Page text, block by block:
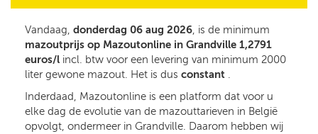
Vandaag, donderdag 06 aug 2026, is de minimum
mazoutprijs op Mazoutonline in Grandville 1,2791
euros/l incl. btw voor een levering van minimum 2000
liter gewone mazout. Het is dus constant .
Inderdaad, Mazoutonline is een platform dat voor u
elke dag de evolutie van de mazouttarieven in België
opvolgt, ondermeer in Grandville. Daarom hebben wij